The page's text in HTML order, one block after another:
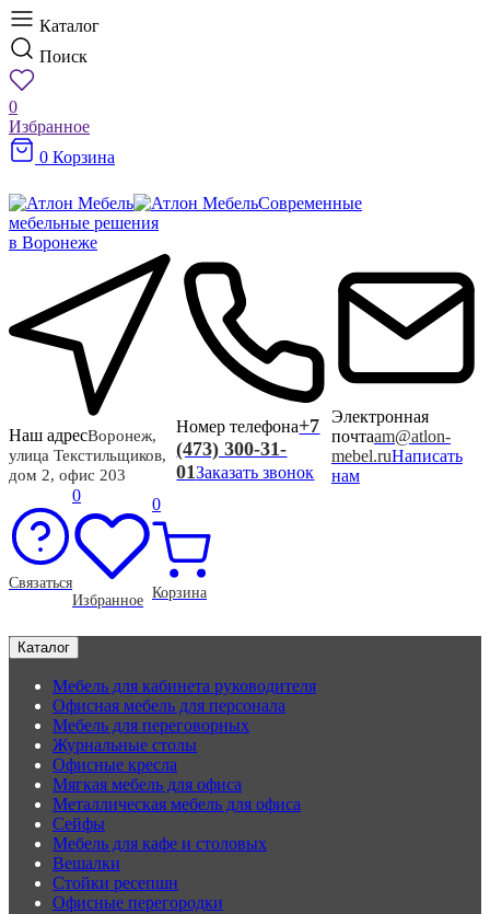
Каталог
Поиск
0
Избранное
0 Корзина
Современные
мебельные решения
в Воронеже
Наш адресВоронеж,
улица Текстильщиков,
дом 2, офис 203
Номер телефона+7
(473) 300-31-
01Заказать звонок
Электронная
почтаam@atlon-
mebel.ruНаписать
нам
Связаться
0
Избранное
0
Корзина
Каталог
Мебель для кабинета руководителя
Офисная мебель для персонала
Мебель для переговорных
Журнальные столы
Офисные кресла
Мягкая мебель для офиса
Металлическая мебель для офиса
Сейфы
Мебель для кафе и столовых
Вешалки
Стойки ресепшн
Офисные перегородки